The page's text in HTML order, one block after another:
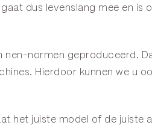
dus levenslang mee en is
normen geproduceerd.
Hierdoor kunnen we u
juiste model of de juiste